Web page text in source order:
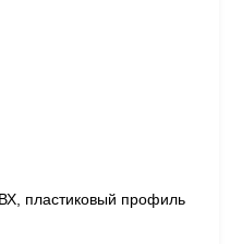
пластиковый профиль